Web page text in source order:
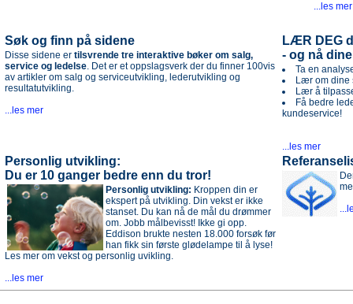
...les mer
Søk og finn på sidene
Disse sidene er tilsvrende tre interaktive bøker om salg,
service og ledelse. Det er et oppslagsverk der du finner 100vis
av artikler om salg og serviceutvikling, lederutvikling og
resultatutvikling.
...les mer
LÆR DEG
- og nå
Ta en
Lær om dine
Lær å
Få bedre
kundeservice!
...les mer
Personlig utvikling:
Du er 10 ganger bedre enn du tror!
Personlig utvikling: Kroppen din er
ekspert på utvikling. Din vekst er ikke
stanset. Du kan nå de mål du drømmer
om. Jobb målbevisst! Ikke gi opp.
Eddison brukte nesten 18.000 forsøk før
han fikk sin første glødelampe til å lyse!
Les mer om vekst og personlig uvikling.
...les mer